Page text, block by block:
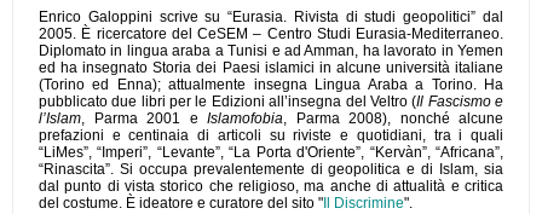
Enrico Galoppini scrive su “Eurasia. Rivista di studi geopolitici” dal
2005. È ricercatore del CeSEM – Centro Studi Eurasia-Mediterraneo.
Diplomato in lingua araba a Tunisi e ad Amman, ha lavorato in Yemen
ed ha insegnato Storia dei Paesi islamici in alcune università italiane
(Torino ed Enna); attualmente insegna Lingua Araba a Torino. Ha
pubblicato due libri per le Edizioni all’insegna del Veltro (Il Fascismo e
l’Islam, Parma 2001 e Islamofobia, Parma 2008), nonché alcune
prefazioni e centinaia di articoli su riviste e quotidiani, tra i quali
“LiMes”, “Imperi”, “Levante”, “La Porta d'Oriente”, “Kervàn”, “Africana”,
“Rinascita”. Si occupa prevalentemente di geopolitica e di Islam, sia
dal punto di vista storico che religioso, ma anche di attualità e critica
del costume. È ideatore e curatore del sito " Il Discrimine".